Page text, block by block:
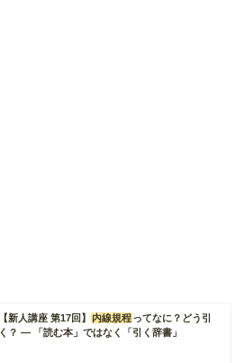
【新人講座 第17回】 内線規程ってなに？どう引
く？ ― 「読む本」ではなく「引く辞書」